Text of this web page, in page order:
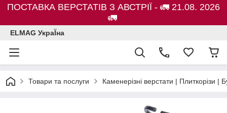
ПОСТАВКА ВЕРСТАТІВ З АВСТРІЇ - 🚛 21.08. 2026
🚛
ELMAG УкраЇна
Товари та послуги Каменерізні верстати | Плиткорізи |